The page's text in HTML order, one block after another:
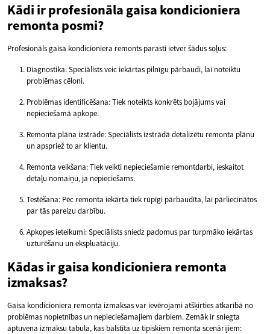
Kādi ir profesionāla gaisa kondicioniera
remonta posmi?
Profesionāls gaisa kondicioniera remonts parasti ietver šādus soļus:
Diagnostika: Speciālists veic iekārtas pilnīgu pārbaudi, lai noteiktu
problēmas cēloni.
Problēmas identificēšana: Tiek noteikts konkrēts bojājums vai
nepieciešamā apkope.
Remonta plāna izstrāde: Speciālists izstrādā detalizētu remonta plānu
un apspriež to ar klientu.
Remonta veikšana: Tiek veikti nepieciešamie remontdarbi, ieskaitot
detaļu nomaiņu, ja nepieciešams.
Testēšana: Pēc remonta iekārta tiek rūpīgi pārbaudīta, lai pārliecinātos
par tās pareizu darbību.
Apkopes ieteikumi: Speciālists sniedz padomus par turpmāko iekārtas
uzturēšanu un ekspluatāciju.
Kādas ir gaisa kondicioniera remonta
izmaksas?
Gaisa kondicioniera remonta izmaksas var ievērojami atšķirties atkarībā no
problēmas nopietnības un nepieciešamajiem darbiem. Zemāk ir sniegta
aptuvena izmaksu tabula, kas balstīta uz tipiskiem remonta scenārijiem: